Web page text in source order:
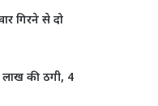
गिरने से दो
लाख की ठगी, 4